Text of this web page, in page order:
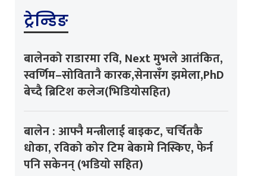
ट्रेन्डिङ
बालेनको राडारमा रवि, Next मुभले आतंकित,
स्वर्णिम–सोवितानै कारक,सेनासँग झमेला,PhD
बेच्दै ब्रिटिश कलेज(भिडियोसहित)
बालेन : आफ्नै मन्त्रीलाई बाइकट, चर्चितकै
धोका, रविको कोर टिम बेकामे निस्किए, फेर्न
पनि सकेनन् (भडियो सहित)